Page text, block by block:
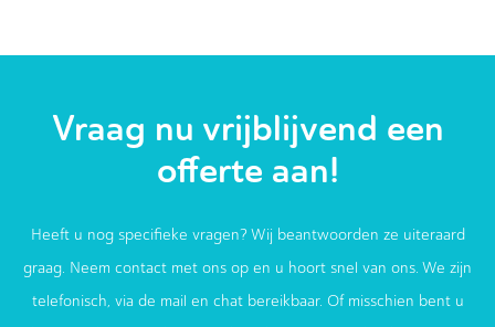
Vraag nu vrijblijvend een
offerte aan!
Heeft u nog specifieke vragen? Wij beantwoorden ze uiteraard
graag. Neem contact met ons op en u hoort snel van ons. We zijn
telefonisch, via de mail en chat bereikbaar. Of misschien bent u